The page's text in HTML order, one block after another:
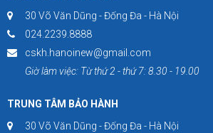
30 Võ Văn Dũng - Đống Đa - Hà Nội
024.2239.8888
cskh.hanoinew@gmail.com
Giờ làm việc: Từ thứ 2 - thứ 7: 8.30 - 19.00
TRUNG TÂM BẢO HÀNH
30 Võ Văn Dũng - Đống Đa - Hà Nội